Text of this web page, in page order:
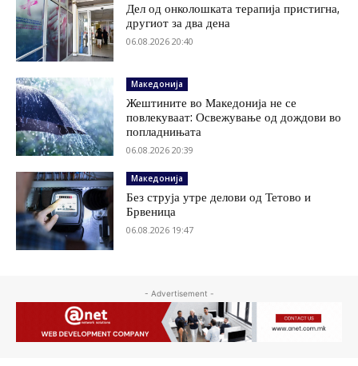
Дел од онколошката терапија пристигна,
другиот за два дена
06.08.2026 20:40
Македонија
Жештините во Македонија не се
повлекуваат: Освежување од дождови во
попладнињата
06.08.2026 20:39
Македонија
Без струја утре делови од Тетово и
Брвеница
06.08.2026 19:47
- Advertisement -